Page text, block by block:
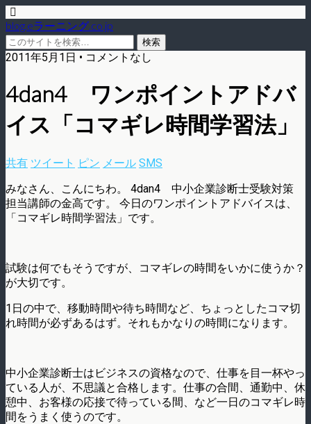
blog.eラーニング.co.jp
2011年5月1日 • コメントなし
4dan4 ワンポイントアドバ
イス「コマギレ時間学習法」
共有 ツイート ピン メール SMS
みなさん、こんにちわ。 4dan4 中小企業診断士受験対策
担当講師の金高です。 今日のワンポイントアドバイスは、
「コマギレ時間学習法」です。
試験は何でもそうですが、コマギレの時間をいかに使うか？
が大切です。
1日の中で、移動時間や待ち時間など、ちょっとしたコマ切
れ時間が必ずあるはず。それもかなりの時間になります。
中小企業診断士はビジネスの資格なので、仕事を目一杯やっ
ている人が、不思議と合格します。仕事の合間、通勤中、休
憩中、お客様の応接で待っている間、など一日のコマギレ時
間をうまく使うのです。